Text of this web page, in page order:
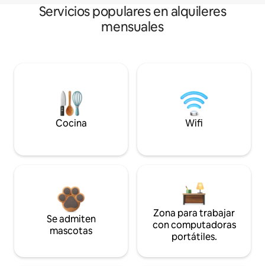
Servicios populares en alquileres
mensuales
Cocina Wifi
Se admiten
mascotas
Zona para trabajar
con computadoras
portátiles.